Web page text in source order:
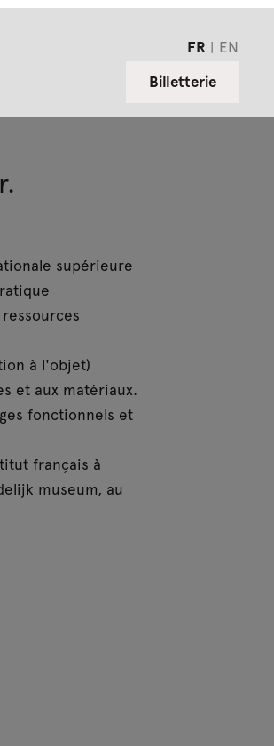
FR
EN
Billetterie
supérieure
à l'objet)
et aux matériaux.
fonctionnels et
français à
museum, au